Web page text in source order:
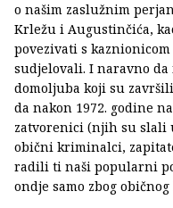
o našim zaslužnim
Krležu i Augustinčića,
povezivati s
sudjelovali. I naravno
domoljuba koji su
da nakon 1972. godine
zatvorenici (njih su slali
obični kriminalci,
radili ti naši popularni
ondje samo zbog